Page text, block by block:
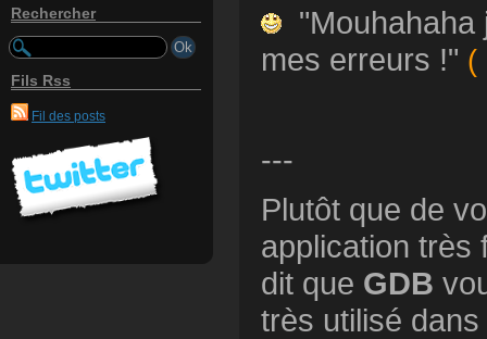
Rechercher
Fils Rss
Fil des posts
mes erreurs !" (
---
Plutôt que de
application très
dit que GDB
très utilisé